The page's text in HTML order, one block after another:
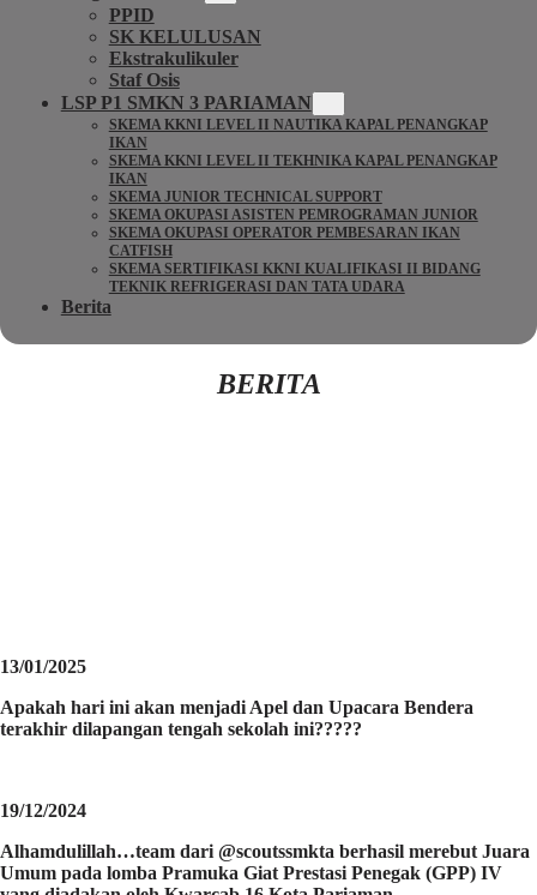
PPID
SK KELULUSAN
Ekstrakulikuler
Staf Osis
LSP P1 SMKN 3 PARIAMAN
SKEMA KKNI LEVEL II NAUTIKA KAPAL PENANGKAP
IKAN
SKEMA KKNI LEVEL II TEKHNIKA KAPAL PENANGKAP
IKAN
SKEMA JUNIOR TECHNICAL SUPPORT
SKEMA OKUPASI ASISTEN PEMROGRAMAN JUNIOR
SKEMA OKUPASI OPERATOR PEMBESARAN IKAN
CATFISH
SKEMA SERTIFIKASI KKNI KUALIFIKASI II BIDANG
TEKNIK REFRIGERASI DAN TATA UDARA
Berita
BERITA
13/01/2025
Apakah hari ini akan menjadi Apel dan Upacara Bendera
terakhir dilapangan tengah sekolah ini?????
19/12/2024
Alhamdulillah…team dari @scoutssmkta berhasil merebut Juara
Umum pada lomba Pramuka Giat Prestasi Penegak (GPP) IV